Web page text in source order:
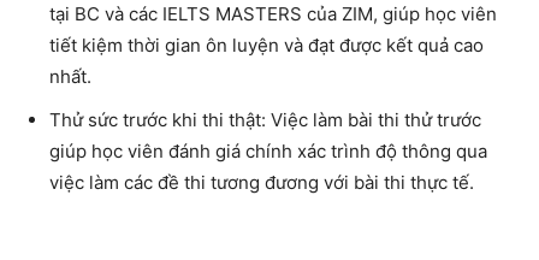
tại BC và các IELTS MASTERS của ZIM, giúp học viên
tiết kiệm thời gian ôn luyện và đạt được kết quả cao
nhất.
Thử sức trước khi thi thật: Việc làm bài thi thử trước
giúp học viên đánh giá chính xác trình độ thông qua
việc làm các đề thi tương đương với bài thi thực tế.